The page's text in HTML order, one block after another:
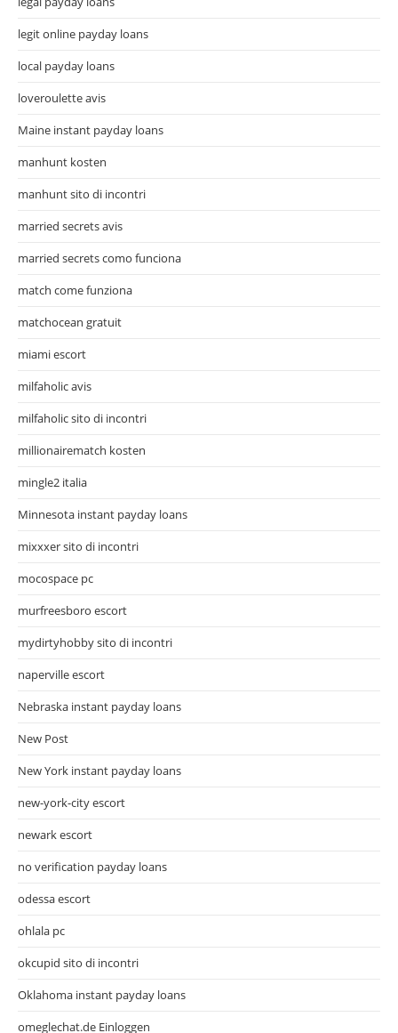
legit online payday loans
local payday loans
loveroulette avis
Maine instant payday loans
manhunt kosten
manhunt sito di incontri
married secrets avis
married secrets como funciona
match come funziona
matchocean gratuit
miami escort
milfaholic avis
milfaholic sito di incontri
millionairematch kosten
mingle2 italia
Minnesota instant payday loans
mixxxer sito di incontri
mocospace pc
murfreesboro escort
mydirtyhobby sito di incontri
naperville escort
Nebraska instant payday loans
New Post
New York instant payday loans
new-york-city escort
newark escort
no verification payday loans
odessa escort
ohlala pc
okcupid sito di incontri
Oklahoma instant payday loans
omeglechat.de Einloggen